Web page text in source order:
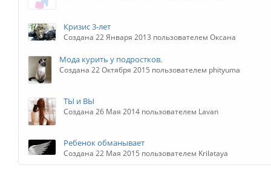
Кризис 3-лет
Создана 22 Января 2013 пользователем Оксана
Мода курить у подростков.
Создана 22 Октября 2015 пользователем phityuma
ТЫ и ВЫ
Создана 26 Мая 2014 пользователем Lavan
Ребенок обманывает
Создана 22 Мая 2015 пользователем Krilataya